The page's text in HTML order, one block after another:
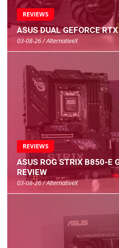
REVIEWS
ASUS DUAL GEFORCE
03-08-26 / AlternativeX
REVIEWS
ASUS ROG STRIX B850-E
REVIEW
03-08-26 / AlternativeX